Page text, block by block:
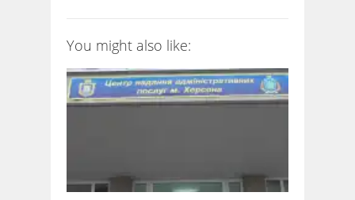
You might also like: